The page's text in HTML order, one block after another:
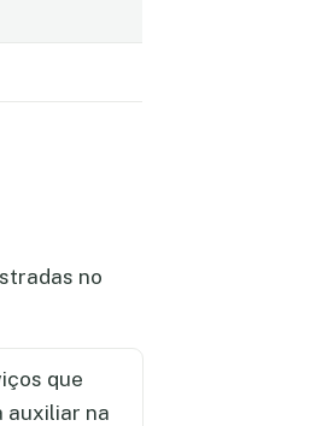
no
que
auxiliar na